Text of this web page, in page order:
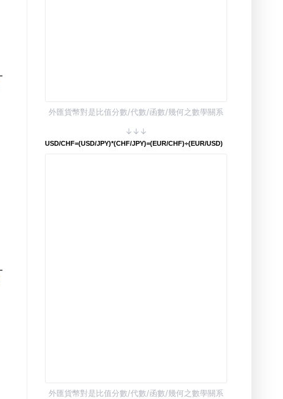
外匯貨幣對是比值分數/代數/函數/幾何之數學關系
↓↓↓
USD/CHF=(USD/JPY)*(CHF/JPY)=(EUR/CHF)÷(EUR/USD)
外匯貨幣對是比值分數/代數/函數/幾何之數學關系